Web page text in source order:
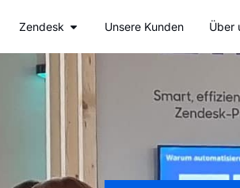
Unsere Leistungen
Zendesk Öffne Zendesk
Unsere Kunden Über